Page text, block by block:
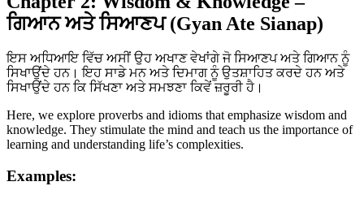
ਗਿਆਨ ਅਤੇ ਸਿਆਣਪ (Gyan Ate Sianap)
ਇਸ ਅਧਿਆਇ ਵਿੱਚ ਅਸੀਂ ਉਹ ਅਖਾਣ ਵੇਖਾਂਗੇ ਜੋ ਸਿਆਣਪ ਅਤੇ ਗਿਆਨ ਨੂੰ
ਸਿਖਾਉਂਦੇ ਹਨ। ਇਹ ਸਾਡੇ ਮਨ ਅਤੇ ਦਿਮਾਗ ਨੂੰ ਉਤਸ਼ਾਹਿਤ ਕਰਦੇ ਹਨ ਅਤੇ
ਸਿਖਾਉਂਦੇ ਹਨ ਕਿ ਸਿੱਖਣਾ ਅਤੇ ਸਮਝਣਾ ਕਿਵੇਂ ਜ਼ਰੂਰੀ ਹੈ।
Here, we explore proverbs and idioms that emphasize wisdom and
knowledge. They stimulate the mind and teach us the importance of
learning and understanding life’s complexities.
Examples: